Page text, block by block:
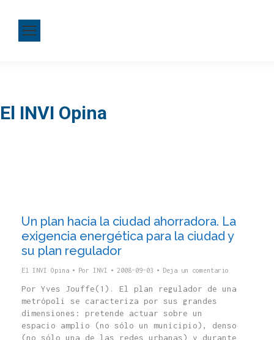
El INVI Opina
Un plan hacia la ciudad ahorradora. La
exigencia energética para la ciudad y
su plan regulador
El INVI Opina Por INVI 2008-09-03 Deja un comentario
Por Yves Jouffe(1). El plan regulador de una
metrópoli se caracteriza por sus grandes
dimensiones: pretende actuar sobre un
espacio amplio (no sólo un municipio), denso
(no sólo una de las redes urbanas) y durante